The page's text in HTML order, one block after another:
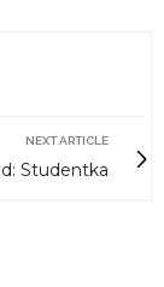
NEXT ARTICLE
Studentka